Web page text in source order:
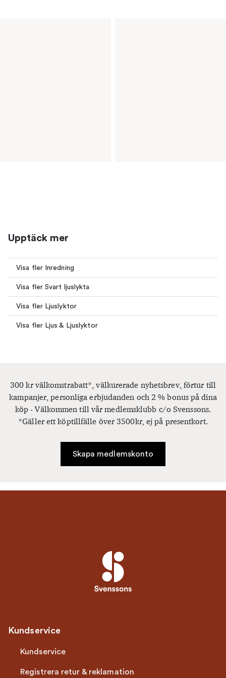
Upptäck mer
Visa fler Inredning
Visa fler Svart ljuslykta
Visa fler Ljuslyktor
Visa fler Ljus & Ljuslyktor
300 kr välkomstrabatt*, välkurerade nyhetsbrev, förtur till
kampanjer, personliga erbjudanden och 2 % bonus på dina
köp - Välkommen till vår medlemsklubb c/o Svenssons.
*Gäller ett köptillfälle över 3500kr, ej på presentkort.
Skapa medlemskonto
Kundservice
Kundservice
Registrera retur & reklamation